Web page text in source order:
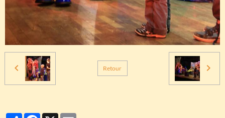
Retour